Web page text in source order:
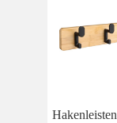
Hakenleisten